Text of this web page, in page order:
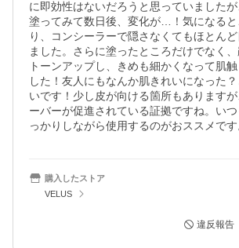
に即効性はないだろうと思っていました
塗ってみて数日後、変化が…！気になる
り、コンシーラーで隠さなくてもほとん
ました。さらに塗ったところだけでなく
トーンアップし、きめも細かくなって肌
した！友人にもなんか肌きれいになった
いです！少し皮が向ける箇所もあります
ーバーが促進されている証拠ですね。い
っかりしながら使用するのがおススメです
購入したストア
VELUS
違反報告